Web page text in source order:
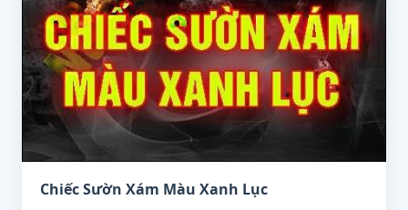
Chiếc Sườn Xám Màu Xanh Lục